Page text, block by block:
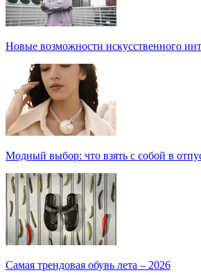
Новые возможности искусственного
Модный выбор: что взять с собой в
Самая трендовая обувь лета – 2026